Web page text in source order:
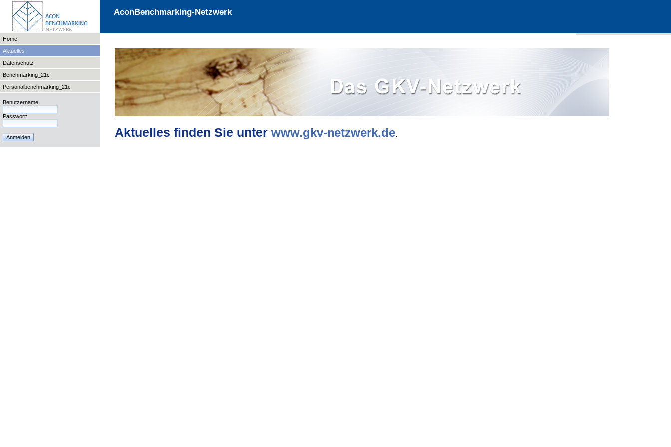
AconBenchmarking-Netzwerk
Home
Aktuelles
Datenschutz
Benchmarking_21c
Personalbenchmarking_21c
Benutzername:
Passwort:
Aktuelles finden Sie unterwww.gkv-netzwerk.de.